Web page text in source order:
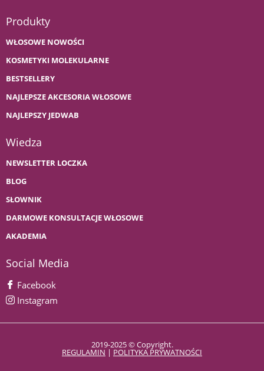
Produkty
WŁOSOWE NOWOŚCI
KOSMETYKI MOLEKULARNE
BESTSELLERY
NAJLEPSZE AKCESORIA WŁOSOWE
NAJLEPSZY JEDWAB
Wiedza
NEWSLETTER LOCZKA
BLOG
SŁOWNIK
DARMOWE KONSULTACJE WŁOSOWE
AKADEMIA
Social Media
Facebook
Instagram
2019-2025 © Copyright.
REGULAMIN | POLITYKA PRYWATNOŚCI